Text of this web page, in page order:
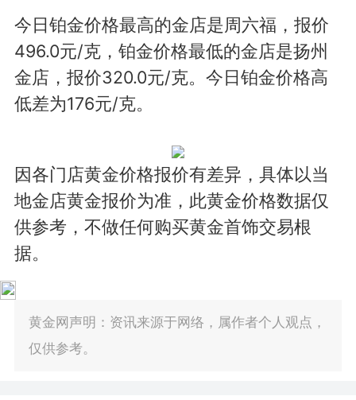
今日铂金价格最高的金店是周六福，报价
496.0元/克，铂金价格最低的金店是扬州
金店，报价320.0元/克。今日铂金价格高
低差为176元/克。
因各门店黄金价格报价有差异，具体以当
地金店黄金报价为准，此黄金价格数据仅
供参考，不做任何购买黄金首饰交易根
据。
黄金网声明：资讯来源于网络，属作者个人观点，
仅供参考。